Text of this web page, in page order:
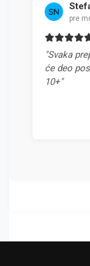
Stefan
pre mesec
"Svaka
će deo poslati